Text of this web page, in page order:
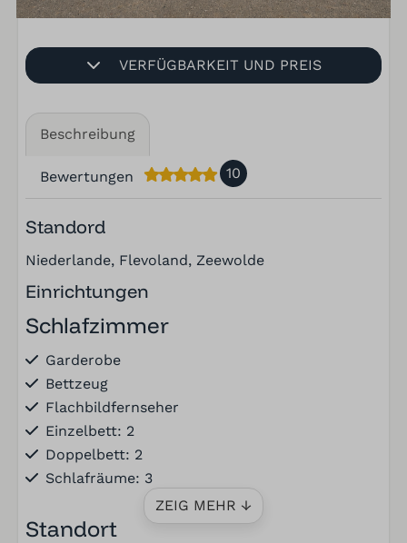
VERFÜGBARKEIT UND PREIS
Beschreibung
Bewertungen 10
Standord
Niederlande, Flevoland, Zeewolde
Einrichtungen
Schlafzimmer
Garderobe
Bettzeug
Flachbildfernseher
Einzelbett: 2
Doppelbett: 2
Schlafräume: 3
Standort
ZEIG MEHR ↓